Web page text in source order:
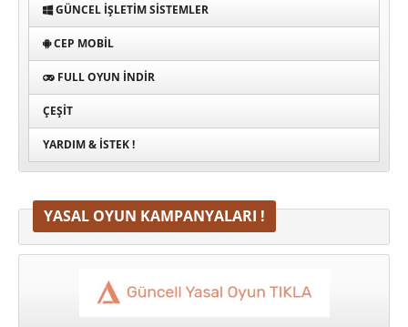
GÜNCEL İŞLETIM SISTEMLER
CEP MOBIL
FULL OYUN İNDIR
ÇEŞIT
YARDIM & İSTEK !
YASAL OYUN KAMPANYALARI !